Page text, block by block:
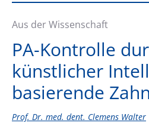
Aus der Wissenschaft
PA-Kontrolle
künstlicher
basierende
Prof. Dr. med. dent. Clemens Walter